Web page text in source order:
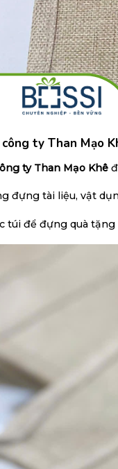
ty Than Mạo
ty Than Mạo Khê
đựng tài liệu, vật
túi để đựng quà